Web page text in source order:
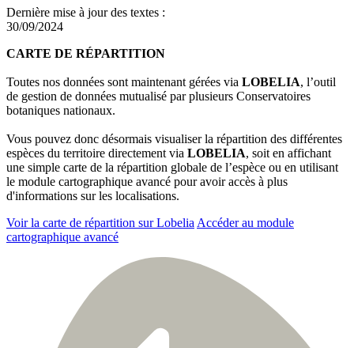
Dernière mise à jour des textes :
30/09/2024
CARTE DE RÉPARTITION
Toutes nos données sont maintenant gérées via LOBELIA, l’outil
de gestion de données mutualisé par plusieurs Conservatoires
botaniques nationaux.
Vous pouvez donc désormais visualiser la répartition des différentes
espèces du territoire directement via LOBELIA, soit en affichant
une simple carte de la répartition globale de l’espèce ou en utilisant
le module cartographique avancé pour avoir accès à plus
d'informations sur les localisations.
Voir la carte de répartition sur Lobelia Accéder au module
cartographique avancé